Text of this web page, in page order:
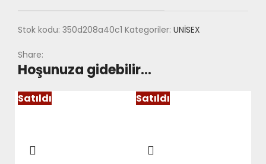
Stok kodu: 350d208a40c1 Kategoriler: UNİSEX
Share:
Hoşunuza gidebilir…
Satıldı Satıldı